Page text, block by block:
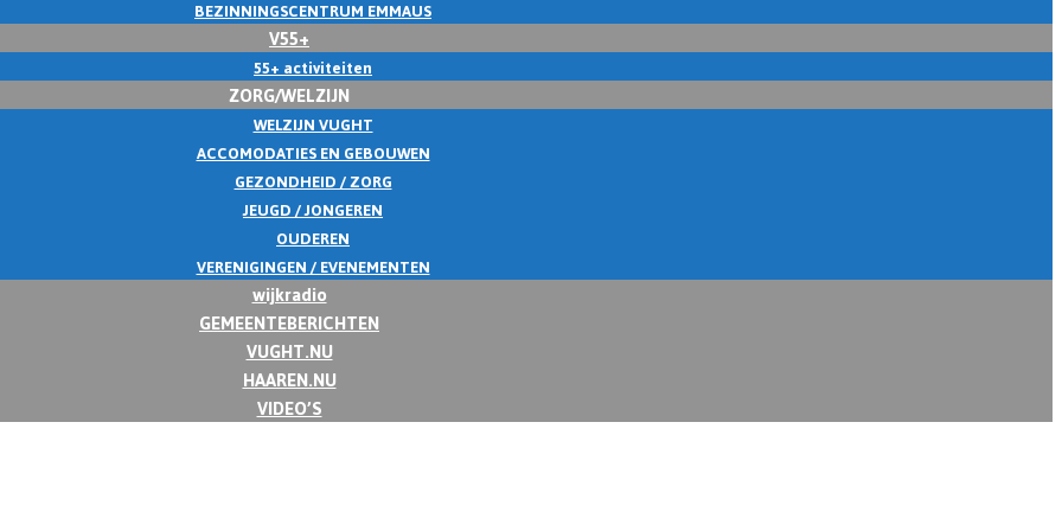
BEZINNINGSCENTRUM EMMAUS
V55+
55+ activiteiten
ZORG/WELZIJN
WELZIJN VUGHT
ACCOMODATIES EN GEBOUWEN
GEZONDHEID / ZORG
JEUGD / JONGEREN
OUDEREN
VERENIGINGEN / EVENEMENTEN
wijkradio
GEMEENTEBERICHTEN
VUGHT.NU
HAAREN.NU
VIDEO’S